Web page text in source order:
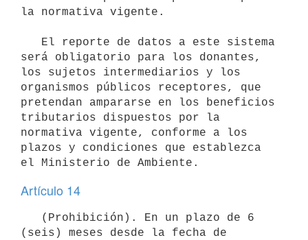
la normativa vigente.
será obligatorio para los donantes,
los sujetos intermediarios y los
organismos públicos receptores, que
pretendan ampararse en los beneficios
tributarios dispuestos por la
normativa vigente, conforme a los
plazos y condiciones que establezca
Artículo 14
(seis) meses desde la fecha de